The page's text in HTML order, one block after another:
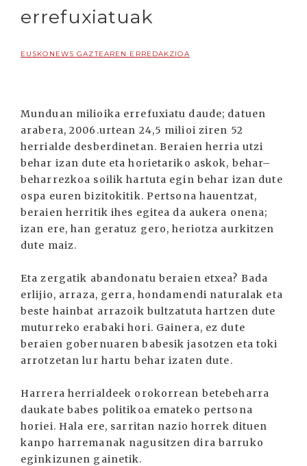
errefuxiatuak
EUSKONEWS GAZTEAREN ERREDAKZIOA
Munduan milioika errefuxiatu daude; datuen
arabera, 2006.urtean 24,5 milioi ziren 52
herrialde desberdinetan. Beraien herria utzi
behar izan dute eta horietariko askok, behar–
beharrezkoa soilik hartuta egin behar izan dute
ospa euren bizitokitik. Pertsona hauentzat,
beraien herritik ihes egitea da aukera onena;
izan ere, han geratuz gero, heriotza aurkitzen
dute maiz.
Eta zergatik abandonatu beraien etxea? Bada
erlijio, arraza, gerra, hondamendi naturalak eta
beste hainbat arrazoik bultzatuta hartzen dute
muturreko erabaki hori. Gainera, ez dute
beraien gobernuaren babesik jasotzen eta toki
arrotzetan lur hartu behar izaten dute.
Harrera herrialdeek orokorrean betebeharra
daukate babes politikoa emateko pertsona
horiei. Hala ere, sarritan nazio horrek dituen
kanpo harremanak nagusitzen dira barruko
eginkizunen gainetik.